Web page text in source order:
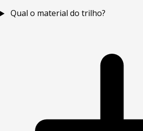
Qual o material do trilho?